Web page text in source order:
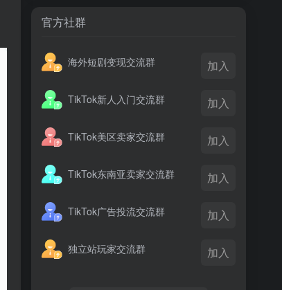
官方社群
海外短剧变现交流群 加入
TikTok新人入门交流群 加入
TikTok美区卖家交流群 加入
TikTok东南亚卖家交流群 加入
TikTok广告投流交流群 加入
独立站玩家交流群 加入